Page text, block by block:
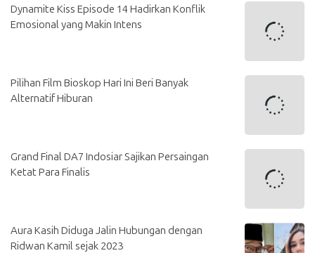
Dynamite Kiss Episode 14 Hadirkan Konflik
Emosional yang Makin Intens
Pilihan Film Bioskop Hari Ini Beri Banyak
Alternatif Hiburan
Grand Final DA7 Indosiar Sajikan Persaingan
Ketat Para Finalis
Aura Kasih Diduga Jalin Hubungan dengan
Ridwan Kamil sejak 2023